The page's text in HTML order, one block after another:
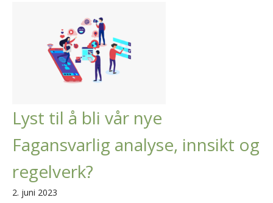
Lyst til å bli vår nye
Fagansvarlig analyse, innsikt og
regelverk?
2. juni 2023